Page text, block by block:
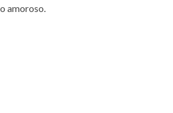
amoroso.